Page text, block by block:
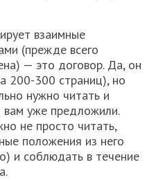
взаимные
(прежде всего
— это договор. Да, он
200-300 страниц), но
нужно читать и
вам уже предложили.
не просто читать,
положения из него
и соблюдать в течение